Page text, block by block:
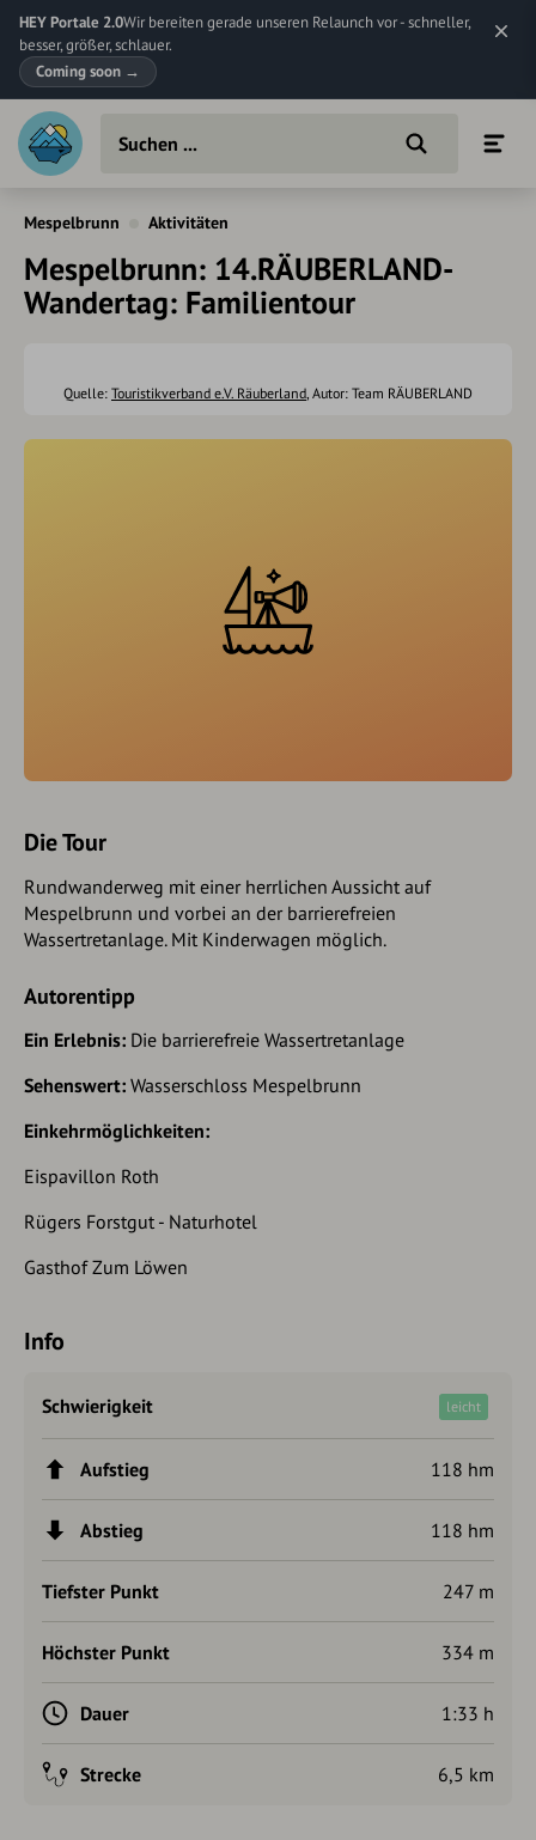
HEY Portale 2.0Wir bereiten gerade unseren Relaunch vor - schneller,
besser, größer, schlauer.
Coming soon →
Mespelbrunn Aktivitäten
Mespelbrunn: 14.RÄUBERLAND-
Wandertag: Familientour
Quelle: Touristikverband e.V. Räuberland, Autor: Team RÄUBERLAND
Die Tour
Rundwanderweg mit einer herrlichen Aussicht auf
Mespelbrunn und vorbei an der barrierefreien
Wassertretanlage. Mit Kinderwagen möglich.
Autorentipp
Ein Erlebnis: Die barrierefreie Wassertretanlage
Sehenswert: Wasserschloss Mespelbrunn
Einkehrmöglichkeiten:
Eispavillon Roth
Rügers Forstgut - Naturhotel
Gasthof Zum Löwen
Info
Schwierigkeit leicht
Aufstieg 118 hm
Abstieg 118 hm
Tiefster Punkt 247 m
Höchster Punkt 334 m
Dauer 1:33 h
Strecke 6,5 km